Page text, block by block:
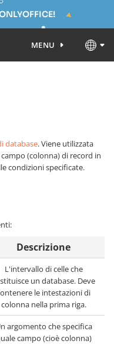
MENU
database. Viene utilizzata
(colonna) di record in
condizioni specificate.
Descrizione
L'intervallo di celle che
un database. Deve
le intestazioni di
colonna nella prima riga.
argomento che specifica
campo (cioè colonna)